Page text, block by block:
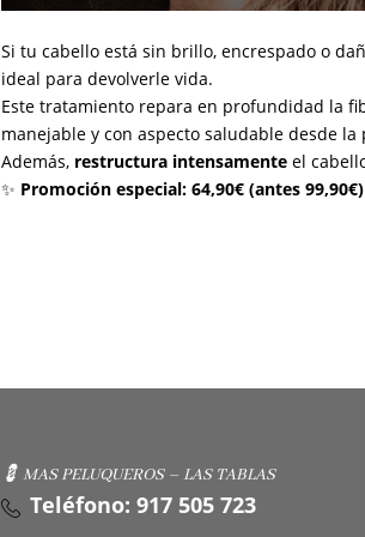
Si tu cabello está sin brillo, encrespado o
ideal para devolverle vida.
Este tratamiento repara en profundidad la
manejable y con aspecto saludable desde
Además, restructura intensamente el
✨ Promoción especial: 64,90€ (antes 99,90€)
💈 MAS PELUQUEROS – LAS TABLAS
Teléfono: 917 505 723